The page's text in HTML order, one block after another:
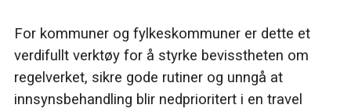
For kommuner og fylkeskommuner er dette et
verdifullt verktøy for å styrke bevisstheten om
regelverket, sikre gode rutiner og unngå at
innsynsbehandling blir nedprioritert i en travel